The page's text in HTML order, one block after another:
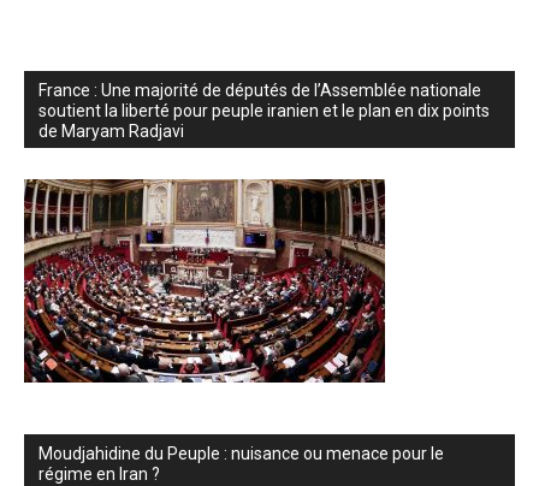
France : Une majorité de députés de l’Assemblée nationale
soutient la liberté pour peuple iranien et le plan en dix points
de Maryam Radjavi
Moudjahidine du Peuple : nuisance ou menace pour le
régime en Iran ?